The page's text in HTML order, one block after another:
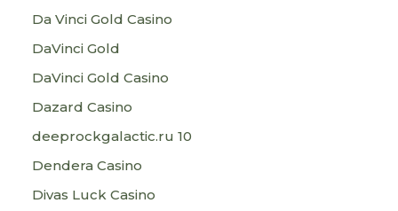
Da Vinci Gold Casino
DaVinci Gold
DaVinci Gold Casino
Dazard Casino
deeprockgalactic.ru 10
Dendera Casino
Divas Luck Casino